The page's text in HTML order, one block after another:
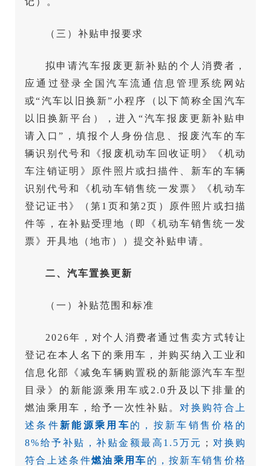
（三）补贴申报要求
拟申请汽车报废更新补贴的个人消费者，
应通过登录全国汽车流通信息管理系统网站
或“汽车以旧换新”小程序（以下简称全国汽车
以旧换新平台），进入“汽车报废更新补贴申
请入口”，填报个人身份信息、报废汽车的车
辆识别代号和《报废机动车回收证明》《机动
车注销证明》原件照片或扫描件、新车的车辆
识别代号和《机动车销售统一发票》《机动车
登记证书》（第1页和第2页）原件照片或扫描
件等，在补贴受理地（即《机动车销售统一发
票》开具地（地市））提交补贴申请。
二、汽车置换更新
（一）补贴范围和标准
2026年，对个人消费者通过售卖方式转让
登记在本人名下的乘用车，并购买纳入工业和
信息化部《减免车辆购置税的新能源汽车车型
目录》的新能源乘用车或2.0升及以下排量的
燃油乘用车，给予一次性补贴。 对换购符合上
述条件 新能源乘用车 的，按新车销售价格的
8%给予补贴，补贴金额最高1.5万元
； 对换购
符合上述条件燃油乘用车 的，按新车销售价格